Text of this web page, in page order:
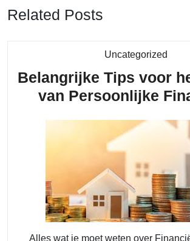
Related Posts
Uncategorized
Belangrijke Tips voor
van Persoonlijke
Alles wat je moet weten over